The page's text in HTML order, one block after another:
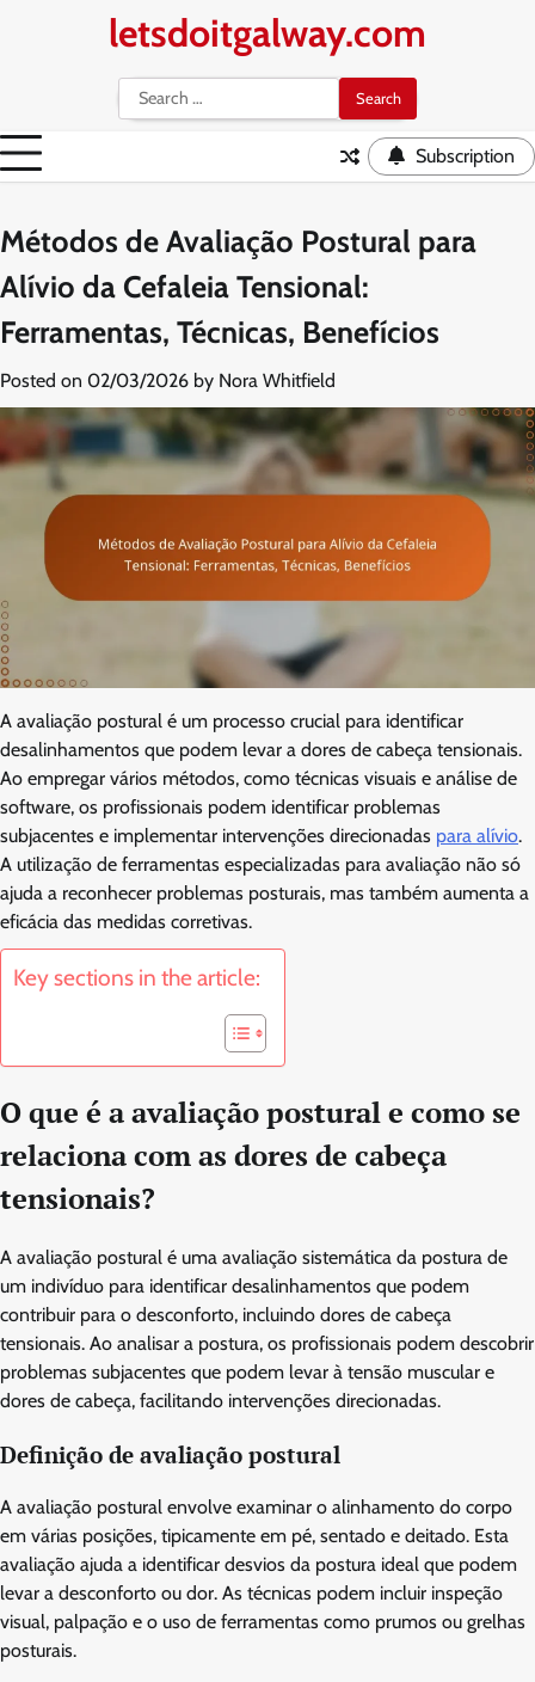
letsdoitgalway.com
Search
for:
Subscription
Métodos de Avaliação Postural para
Alívio da Cefaleia Tensional:
Ferramentas, Técnicas, Benefícios
Posted on 02/03/2026 by Nora Whitfield
A avaliação postural é um processo crucial para identificar
desalinhamentos que podem levar a dores de cabeça tensionais.
Ao empregar vários métodos, como técnicas visuais e análise de
software, os profissionais podem identificar problemas
subjacentes e implementar intervenções direcionadas para alívio.
A utilização de ferramentas especializadas para avaliação não só
ajuda a reconhecer problemas posturais, mas também aumenta a
eficácia das medidas corretivas.
Key sections in the article:
O que é a avaliação postural e como se
relaciona com as dores de cabeça
tensionais?
A avaliação postural é uma avaliação sistemática da postura de
um indivíduo para identificar desalinhamentos que podem
contribuir para o desconforto, incluindo dores de cabeça
tensionais. Ao analisar a postura, os profissionais podem descobrir
problemas subjacentes que podem levar à tensão muscular e
dores de cabeça, facilitando intervenções direcionadas.
Definição de avaliação postural
A avaliação postural envolve examinar o alinhamento do corpo
em várias posições, tipicamente em pé, sentado e deitado. Esta
avaliação ajuda a identificar desvios da postura ideal que podem
levar a desconforto ou dor. As técnicas podem incluir inspeção
visual, palpação e o uso de ferramentas como prumos ou grelhas
posturais.